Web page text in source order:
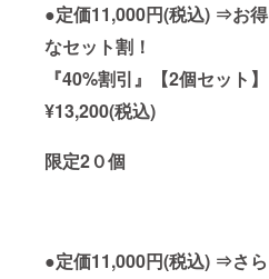
●定価11,000円(税込) ⇒お得
なセット割！
『40%割引』【2個セット】
¥13,200(税込)
限定2０個
●定価11,000円(税込) ⇒さら